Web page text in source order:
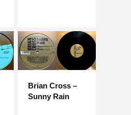
Brian Cross –
Sunny Rain